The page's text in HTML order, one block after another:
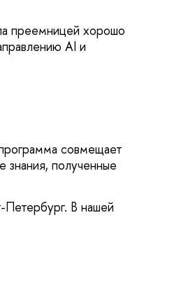
хорошо
AI и
совмещает
полученные
В нашей